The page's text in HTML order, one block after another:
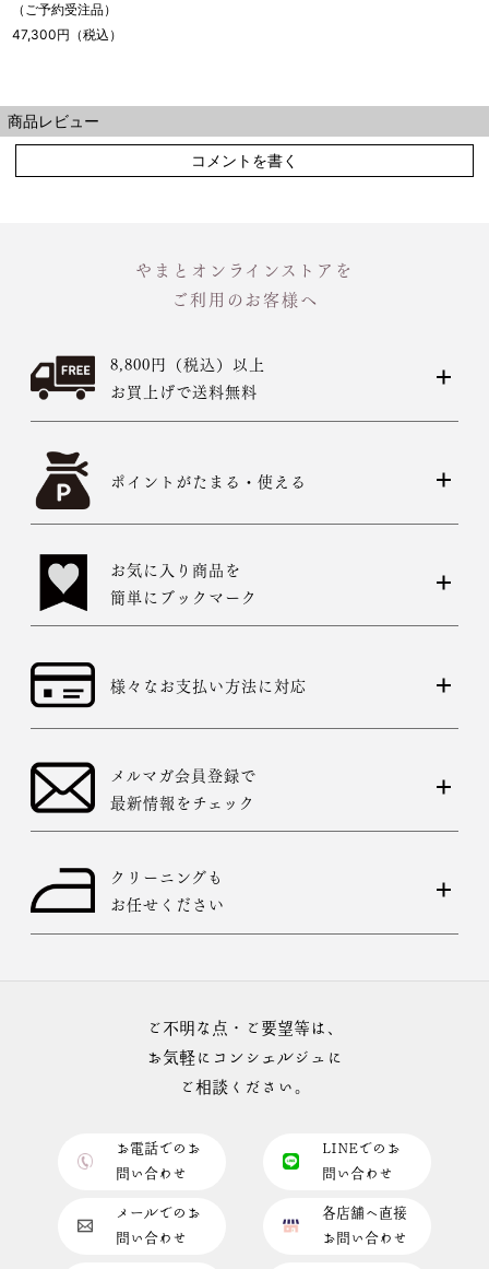
（ご予約受注品）
47,300円（税込）
商品レビュー
コメントを書く
やまとオンラインストアを
ご利用のお客様へ
8,800円（税込）以上
お買上げで送料無料
ポイントがたまる・使える
お気に入り商品を
簡単にブックマーク
様々なお支払い方法に対応
メルマガ会員登録で
最新情報をチェック
クリーニングも
お任せください
ご不明な点・ご要望等は、
お気軽にコンシェルジュに
ご相談ください。
お電話でのお
問い合わせ
LINEでのお
問い合わせ
メールでのお
問い合わせ
各店舗へ直接
お問い合わせ